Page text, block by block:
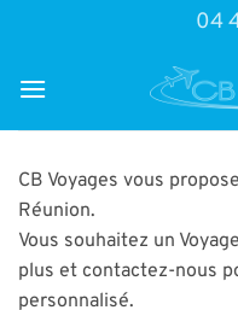
04
CB Voyages vous
Réunion.
Vous souhaitez un
plus et contactez-nous
personnalisé.